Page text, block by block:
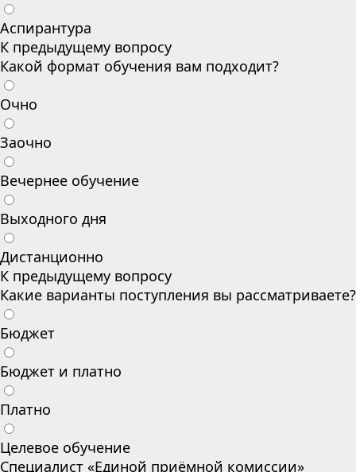
Аспирантура
К предыдущему вопросу
Какой формат обучения вам подходит?
Очно
Заочно
Вечернее обучение
Выходного дня
Дистанционно
К предыдущему вопросу
Какие варианты поступления вы рассматриваете?
Бюджет
Бюджет и платно
Платно
Целевое обучение
Специалист «Единой приёмной комиссии»